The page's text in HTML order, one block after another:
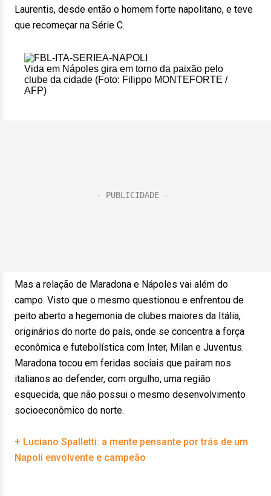
Laurentis, desde então o homem forte napolitano, e teve
que recomeçar na Série C.
Vida em Nápoles gira em torno da paixão pelo
clube da cidade (Foto: Filippo MONTEFORTE /
AFP)
Mas a relação de Maradona e Nápoles vai além do
campo. Visto que o mesmo questionou e enfrentou de
peito aberto a hegemonia de clubes maiores da Itália,
originários do norte do país, onde se concentra a força
econômica e futebolística com Inter, Milan e Juventus.
Maradona tocou em feridas sociais que pairam nos
italianos ao defender, com orgulho, uma região
esquecida, que não possui o mesmo desenvolvimento
socioeconômico do norte.
+ Luciano Spalletti: a mente pensante por trás de um
Napoli envolvente e campeão